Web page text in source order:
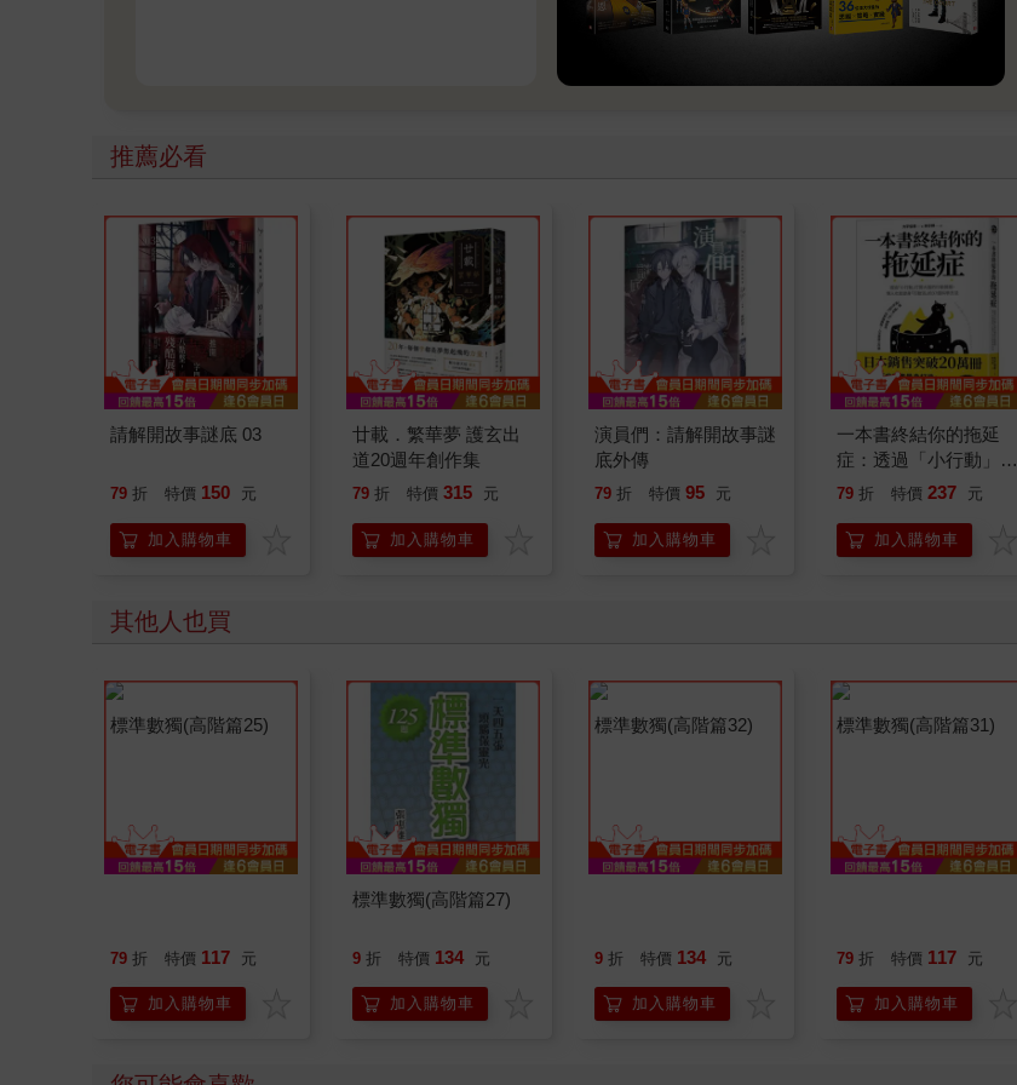
推薦必看
請解開故事謎底 03
79 折 特價 150 元
加入購物車
廿載．繁華夢 護玄出
道20週年創作集
79 折 特價 315 元
加入購物車
演員們：請解開故事謎
底外傳
79 折 特價 95 元
加入購物車
一本書終結你的拖延
症：透過「小行動」打
開大腦的行動開關，懶
的37個科學方法
79 折 特價 237 元
加入購物車
其他人也買
79 折 特價 117 元
加入購物車
標準數獨(高階篇27)
9 折 特價 134 元
加入購物車
9 折 特價 134 元
加入購物車
79 折 特價 117 元
加入購物車